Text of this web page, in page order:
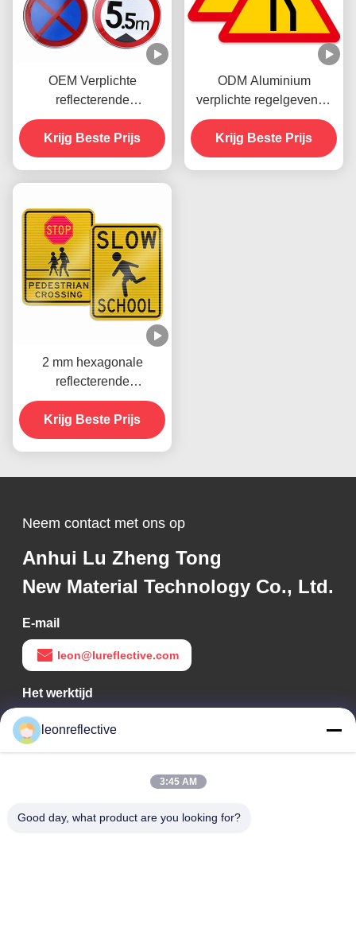
OEM Verplichte
reflecterende
verkeersborden
Versnellingsbeperking
Voor verkeersveiligheid
Krijg Beste Prijs
ODM Aluminium
verplichte regelgevende
wegborden voor
voertuigen die kunnen
worden afgedrukt
Krijg Beste Prijs
2 mm hexagonale
reflecterende
verkeersborden Verplicht
verkeersveiligheidsteken
s
Krijg Beste Prijs
Neem contact met ons op
Anhui Lu Zheng Tong
New Material Technology Co., Ltd.
E-mail
leon@lureflective.com
Het werktijd
9:00-18:00
Ons adres
Technology Park, High-tech Zone, Hefei, Anhui, China
leonreflective
3:45 AM
Good day, what product are you looking for?